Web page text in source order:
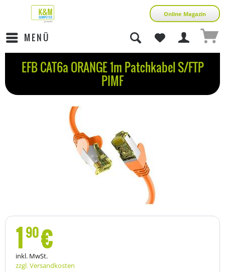
Online Magazin
MENÜ
EFB CAT6a ORANGE 1m Patchkabel S/FTP
PIMF
1 90€
inkl. MwSt.
zzgl. Versandkosten